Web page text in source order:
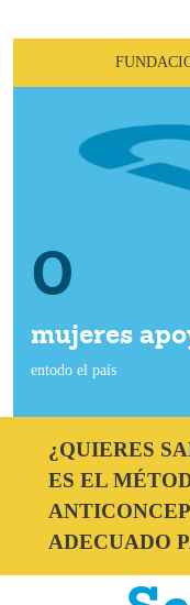
0
mujeres
entodo el país
¿QUIERES
ES EL
ADECUADO